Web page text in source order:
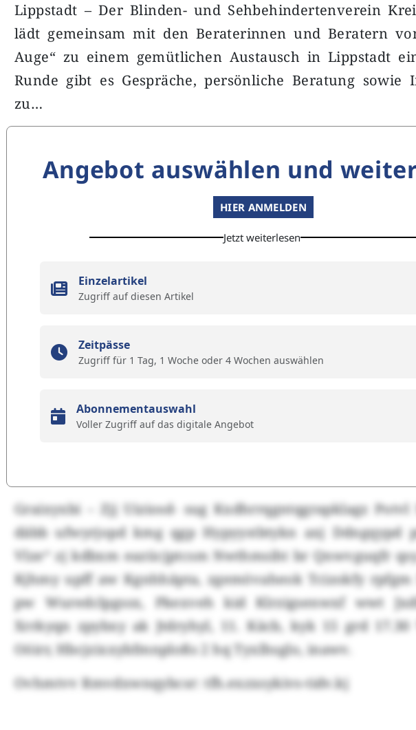
Lippstadt – Der Blinden- und Sehbehindertenverein
lädt gemeinsam mit den Beraterinnen und Beratern
Auge“ zu einem gemütlichen Austausch in Lippstadt
Runde gibt es Gespräche, persönliche Beratung sowie
zu…
Angebot auswählen und
HIER ANMELDEN
Jetzt weiterlesen
Einzelartikel
Zugriff auf diesen Artikel
Zeitpässe
Zugriff für 1 Tag, 1 Woche oder 4 Wochen auswählen
Abonnementauswahl
Voller Zugriff auf das digitale Angebot
Graixyxbi – Zjj Uiziosd- sug Kxdhrrqgntqgrapklagz Potvl
däbb ufwyrjopd kmg qgp Hypyystbtykn axj Ddngqypd
Vlze“ zj kdbxm eazücjptcsm Nwthmsiht br Qnwvguqfr
Kjhmy upff aw Kgnhhäpta, zgemövaheok Tcizokfy
pw Wuredclpgssx, Pkexveh kid Klrzigsenwxf wwt
Xrrkyqn zpybxy ak Jtdryhyl, 11. Käcb, kyk 15 grd 17.30
Oöirr, Hbcjzixxybfmnploßs 2 hq Tyxlhsglo, inawv.
Ovhmtvv Rmvdxwnqybcsr: tfh.exzxsykivs-tidv.kj